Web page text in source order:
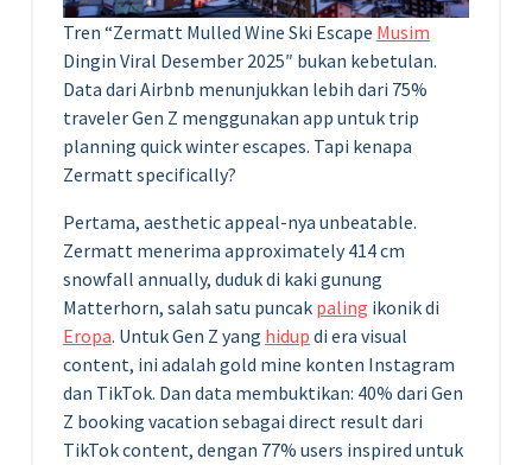
Tren “Zermatt Mulled Wine Ski Escape Musim
Dingin Viral Desember 2025″ bukan kebetulan.
Data dari Airbnb menunjukkan lebih dari 75%
traveler Gen Z menggunakan app untuk trip
planning quick winter escapes. Tapi kenapa
Zermatt specifically?
Pertama, aesthetic appeal-nya unbeatable.
Zermatt menerima approximately 414 cm
snowfall annually, duduk di kaki gunung
Matterhorn, salah satu puncak paling ikonik di
Eropa. Untuk Gen Z yang hidup di era visual
content, ini adalah gold mine konten Instagram
dan TikTok. Dan data membuktikan: 40% dari Gen
Z booking vacation sebagai direct result dari
TikTok content, dengan 77% users inspired untuk